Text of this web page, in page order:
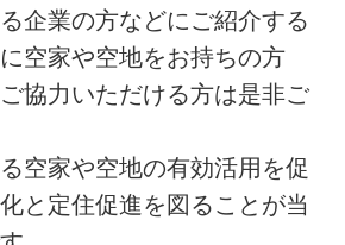
企業の方などにご紹介する
空家や空地をお持ちの方
協力いただける方は是非ご
空家や空地の有効活用を促
と定住促進を図ることが当